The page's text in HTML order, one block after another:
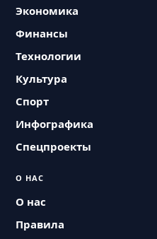
Экономика
Финансы
Технологии
Культура
Спорт
Инфографика
Спецпроекты
О НАС
О нас
Правила